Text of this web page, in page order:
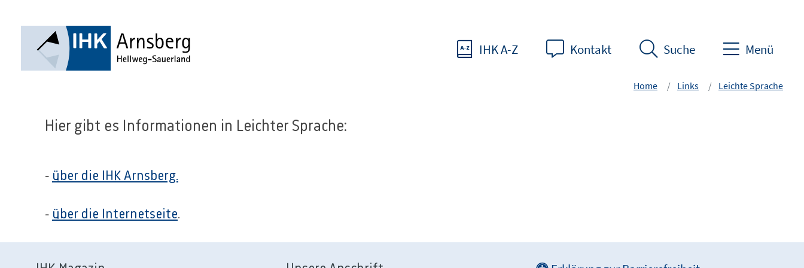
IHK A-Z Kontakt Suche Menü
Home Links Leichte Sprache
Hier gibt es Informationen in Leichter Sprache:
- über die IHK Arnsberg.
- über die Internetseite.